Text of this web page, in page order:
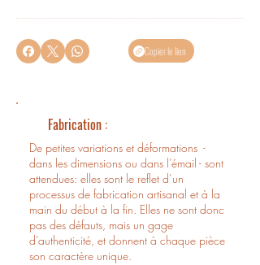
Copier le lien
Fabrication :
De petites variations et déformations -
dans les dimensions ou dans l’émail - sont
attendues: elles sont le reflet d’un
processus de fabrication artisanal et à la
main du début à la fin. Elles ne sont donc
pas des défauts, mais un gage
d’authenticité, et donnent à chaque pièce
son caractère unique.